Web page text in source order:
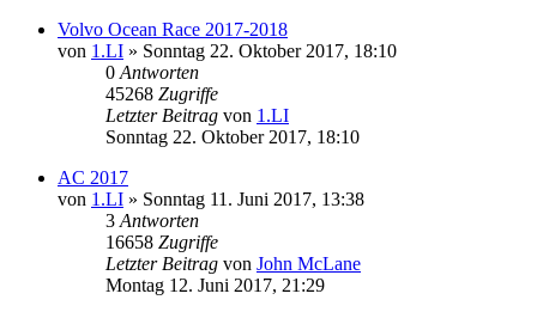
Volvo Ocean Race 2017-2018
von 1.LI » Sonntag 22. Oktober 2017, 18:10
0 Antworten
45268 Zugriffe
Letzter Beitrag von 1.LI
Sonntag 22. Oktober 2017, 18:10
AC 2017
von 1.LI » Sonntag 11. Juni 2017, 13:38
3 Antworten
16658 Zugriffe
Letzter Beitrag von John McLane
Montag 12. Juni 2017, 21:29